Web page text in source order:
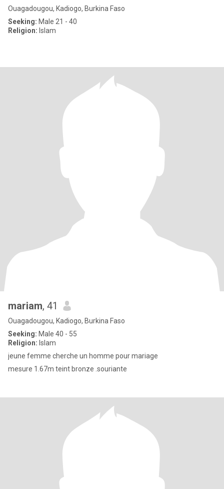
Ouagadougou, Kadiogo, Burkina Faso
Seeking: Male 21 - 40
Religion: Islam
mariam, 41
Ouagadougou, Kadiogo, Burkina Faso
Seeking: Male 40 - 55
Religion: Islam
jeune femme cherche un homme pour mariage
mesure 1.67m teint bronze .souriante